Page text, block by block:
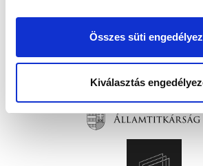
Összes süti
Kiválasztás